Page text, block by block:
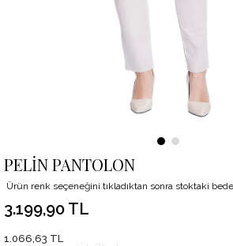
PELİN PANTOLON
Ürün renk seçeneğini tıkladıktan sonra stoktaki
3.199,90 TL
1.066,63 TL